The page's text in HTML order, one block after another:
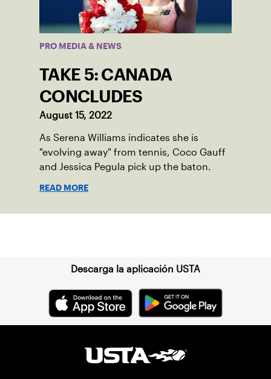
PRO MEDIA & NEWS
TAKE 5: CANADA
CONCLUDES
August 15, 2022
As Serena Williams indicates she is
"evolving away" from tennis, Coco Gauff
and Jessica Pegula pick up the baton.
READ MORE
Descarga la aplicación USTA